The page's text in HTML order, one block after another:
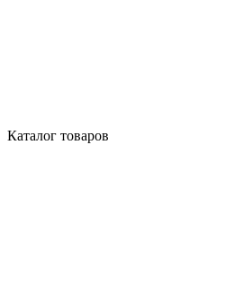
Каталог товаров